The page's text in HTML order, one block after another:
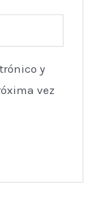
y
vez